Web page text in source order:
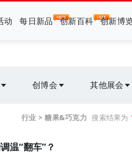
动 每日新品 创新百科 创新博
创博会 其他展会
行业 > 糖果&巧克力 搜索结果为
温“翻车”？